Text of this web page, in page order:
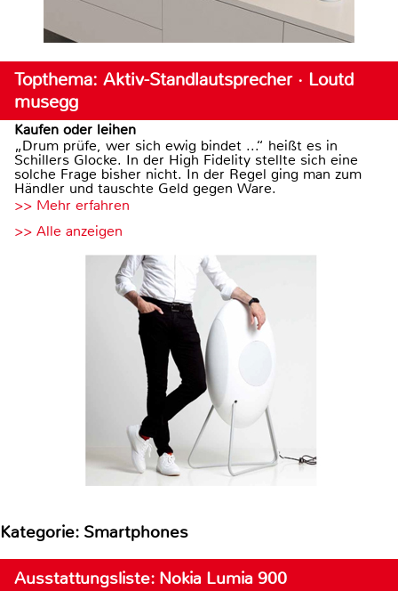
Topthema: Aktiv-Standlautsprecher · Loutd
musegg
Kaufen oder leihen
„Drum prüfe, wer sich ewig bindet ...“ heißt es in
Schillers Glocke. In der High Fidelity stellte sich eine
solche Frage bisher nicht. In der Regel ging man zum
Händler und tauschte Geld gegen Ware.
>> Mehr erfahren
>> Alle anzeigen
Kategorie: Smartphones
Ausstattungsliste: Nokia Lumia 900